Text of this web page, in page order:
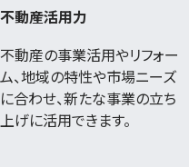
不動産活用力
不動産の事業活用やリフォー
ム、地域の特性や市場ニーズ
に合わせ、新たな事業の立ち
上げに活用できます。